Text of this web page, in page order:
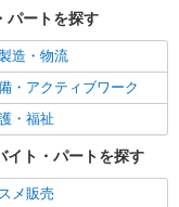
新卒歓迎
歓迎
代～）活躍中
フト制
パートを探す
造・物流
・アクティブワーク
・福祉
イト・パートを探す
メ販売